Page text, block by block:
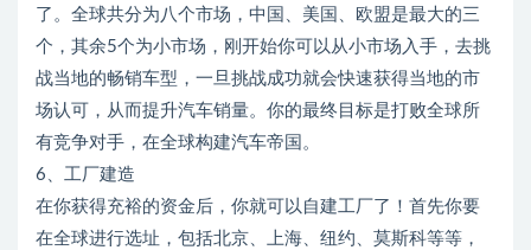
了。全球共分为八个市场，中国、美国、欧盟是最大的三
个，其余5个为小市场，刚开始你可以从小市场入手，去挑
战当地的畅销车型，一旦挑战成功就会快速获得当地的市
场认可，从而提升汽车销量。你的最终目标是打败全球所
有竞争对手，在全球构建汽车帝国。
6、工厂建造
在你获得充裕的资金后，你就可以自建工厂了！首先你要
在全球进行选址，包括北京、上海、纽约、莫斯科等等，